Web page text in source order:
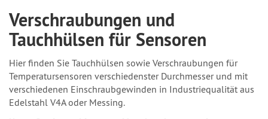
Verschraubungen und
Tauchhülsen für Sensoren
Hier finden Sie Tauchhülsen sowie Verschraubungen für
Temperatursensoren verschiedenster Durchmesser und mit
verschiedenen Einschraubgewinden in Industriequalität aus
Edelstahl V4A oder Messing.